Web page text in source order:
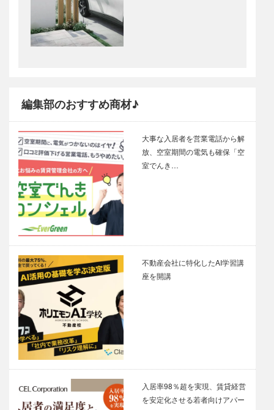
編集部のおすすめ商材♪
大事な入居者を営業電話から解
放、空室期間の電気も確保「空
室でんき…
不動産会社に特化したAI学習講
座を開講
入居率98％超を実現、賃貸経営
を安定化させる若者向けアパー